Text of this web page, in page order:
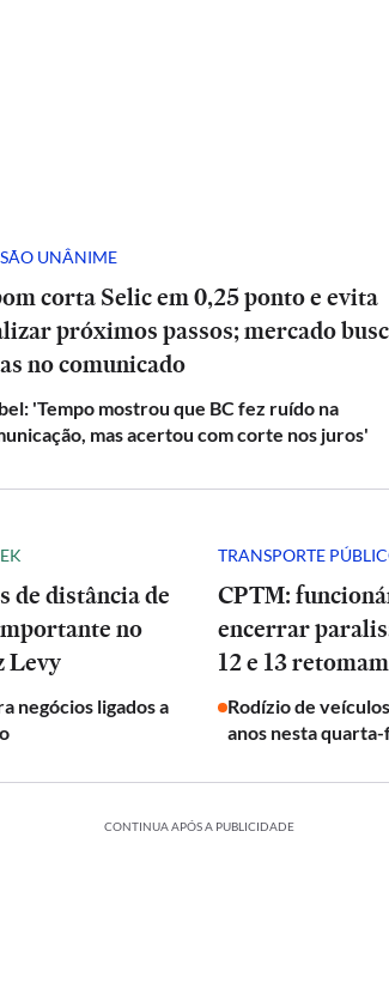
UNÂNIME
corta Selic em 0,25 ponto e evita
próximos passos; mercado
no comunicado
'Tempo mostrou que BC fez ruído na
mas acertou com corte nos juros'
de distância de
no
Levy
negócios ligados a
TRANSPORTE
CPTM:
encerrar
12 e 13
Rodízio de
anos nesta
CONTINUA APÓS A PUBLICIDADE